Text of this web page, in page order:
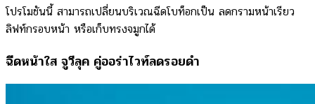
โปรโมชันนี้ สามารถเปลี่ยนบริเวณฉีดโบท็อกเป็น ลดกรามหน้าเรียว
ลิฟท์กรอบหน้า หรือเก็บทรงจมูกได้
ฉีดหน้าใส จูวีลุค คู่ออร่าไวท์ลดรอยดำ